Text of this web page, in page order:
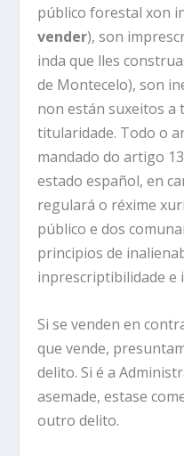
público forestal xon
vender), son
inda que lles
de Montecelo), son
non están suxeitos a
titularidade. Todo o
mandado do artigo
estado español, en
regulará o réxime
público e dos
principios de
inprescriptibilidade e
Si se venden en
que vende,
delito. Si é a
asemade, estase
outro delito.